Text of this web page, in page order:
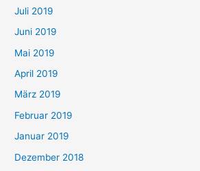
Juli 2019
Juni 2019
Mai 2019
April 2019
März 2019
Februar 2019
Januar 2019
Dezember 2018